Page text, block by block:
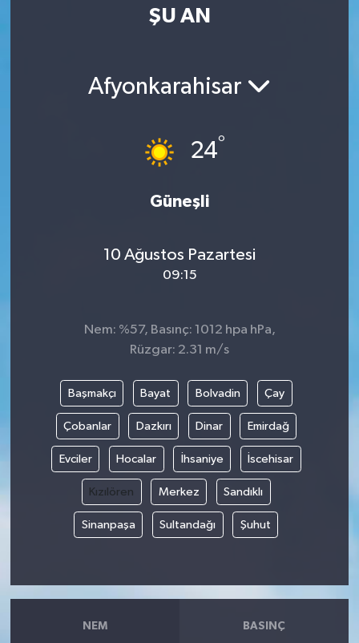
ŞU AN
Afyonkarahisar
24°
Güneşli
10 Ağustos Pazartesi
09:15
Nem: %57, Basınç: 1012 hpa hPa,
Rüzgar: 2.31 m/s
Başmakçı Bayat Bolvadin Çay
Çobanlar Dazkırı Dinar Emirdağ
Evciler Hocalar İhsaniye İscehisar
Kızılören Merkez Sandıklı
Sinanpaşa Sultandağı Şuhut
NEM BASINÇ